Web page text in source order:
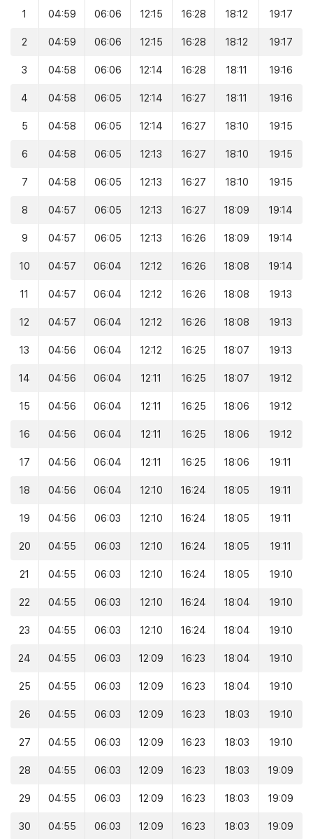
1 04:59 06:06 12:15 16:28 18:12 19:17
2 04:59 06:06 12:15 16:28 18:12 19:17
3 04:58 06:06 12:14 16:28 18:11 19:16
4 04:58 06:05 12:14 16:27 18:11 19:16
5 04:58 06:05 12:14 16:27 18:10 19:15
6 04:58 06:05 12:13 16:27 18:10 19:15
7 04:58 06:05 12:13 16:27 18:10 19:15
8 04:57 06:05 12:13 16:27 18:09 19:14
9 04:57 06:05 12:13 16:26 18:09 19:14
10 04:57 06:04 12:12 16:26 18:08 19:14
11 04:57 06:04 12:12 16:26 18:08 19:13
12 04:57 06:04 12:12 16:26 18:08 19:13
13 04:56 06:04 12:12 16:25 18:07 19:13
14 04:56 06:04 12:11 16:25 18:07 19:12
15 04:56 06:04 12:11 16:25 18:06 19:12
16 04:56 06:04 12:11 16:25 18:06 19:12
17 04:56 06:04 12:11 16:25 18:06 19:11
18 04:56 06:04 12:10 16:24 18:05 19:11
19 04:56 06:03 12:10 16:24 18:05 19:11
20 04:55 06:03 12:10 16:24 18:05 19:11
21 04:55 06:03 12:10 16:24 18:05 19:10
22 04:55 06:03 12:10 16:24 18:04 19:10
23 04:55 06:03 12:10 16:24 18:04 19:10
24 04:55 06:03 12:09 16:23 18:04 19:10
25 04:55 06:03 12:09 16:23 18:04 19:10
26 04:55 06:03 12:09 16:23 18:03 19:10
27 04:55 06:03 12:09 16:23 18:03 19:10
28 04:55 06:03 12:09 16:23 18:03 19:09
29 04:55 06:03 12:09 16:23 18:03 19:09
30 04:55 06:03 12:09 16:23 18:03 19:09